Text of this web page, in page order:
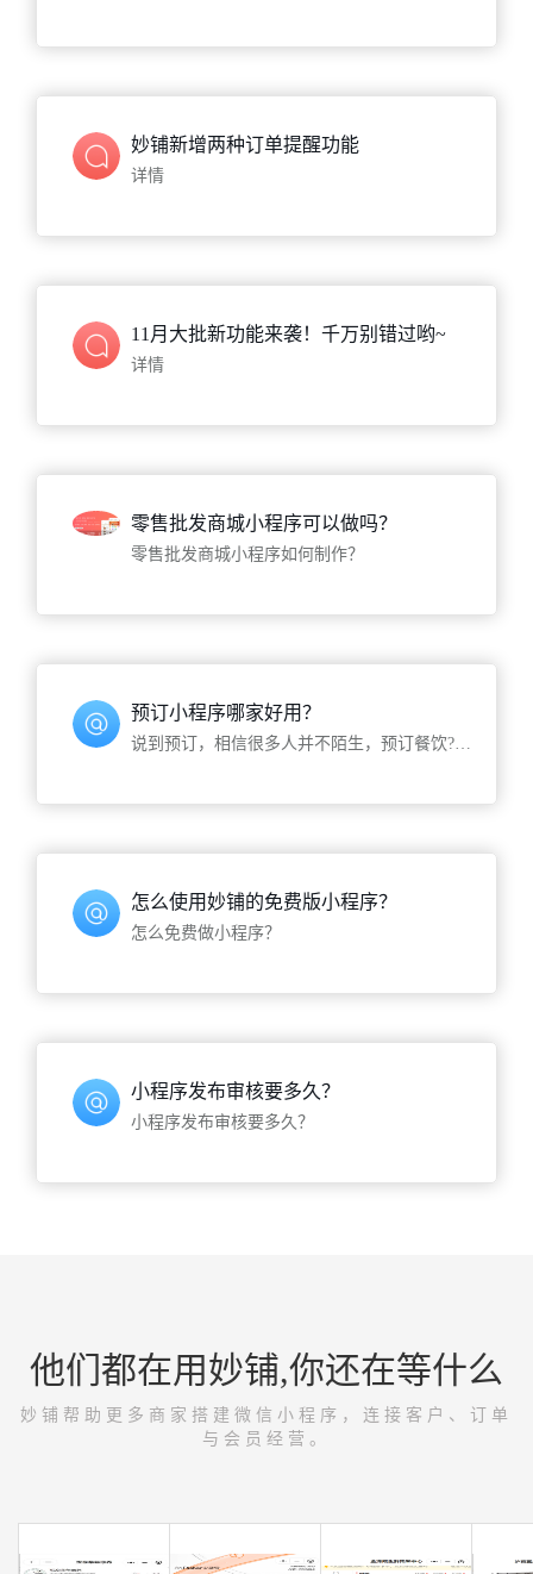
妙铺新增两种订单提醒功能
详情
11月大批新功能来袭！千万别错过哟~
详情
零售批发商城小程序可以做吗？
零售批发商城小程序如何制作？
预订小程序哪家好用？
说到预订，相信很多人并不陌生，预订餐饮? 预订酒店? 都是预订的一部分，那么你如果要预订的话，通过什么渠道去预订呢？在这个充斥着人工智能的时代，一切麻烦和问题，如果能够与人工智能搭边，那都不叫问题，预订也是
怎么使用妙铺的免费版小程序？
怎么免费做小程序？
小程序发布审核要多久？
小程序发布审核要多久？
他们都在用妙铺,你还在等什么
妙铺帮助更多商家搭建微信小程序，连接客户、订单
与会员经营。